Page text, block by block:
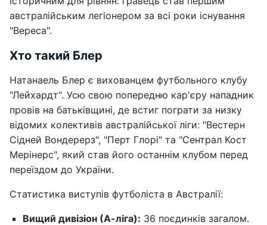
австралійським легіонером за всі роки існування
"Вереса".
Хто такий Блер
Натанаель Блер є вихованцем футбольного клубу
"Лейхардт". Усю свою попередню кар'єру нападник
провів на батьківщині, де встиг пограти за низку
відомих колективів австралійської ліги: "Вестерн
Сідней Вондерерз", "Перт Глорі" та "Сентрал Кост
Мерінерс", який став його останнім клубом перед
переїздом до України.
Статистика виступів футболіста в Австралії:
Вищий дивізіон (А-ліга): 36 поєдинків загалом.